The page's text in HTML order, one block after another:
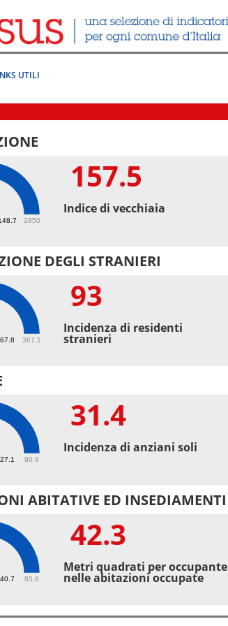
UTILI
2850
157.5
Indice di vecchiaia
DEGLI STRANIERI
367.1
93
Incidenza di residenti
stranieri
90.9
31.4
Incidenza di anziani soli
ABITATIVE ED INSEDIAMENTI
85.6
42.3
Metri quadrati per occupante
nelle abitazioni occupate